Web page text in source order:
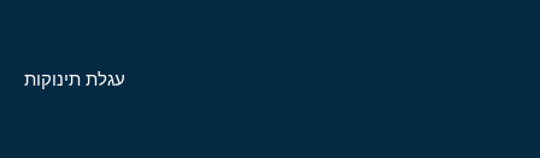
עגלת תינוקות